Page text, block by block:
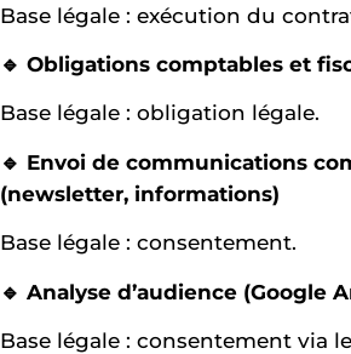
Base légale : exécution du
🔹 Obligations comptables et
Base légale : obligation légale.
🔹 Envoi de communications
(newsletter, informations)
Base légale : consentement.
🔹 Analyse d’audience (Google
Base légale : consentement via